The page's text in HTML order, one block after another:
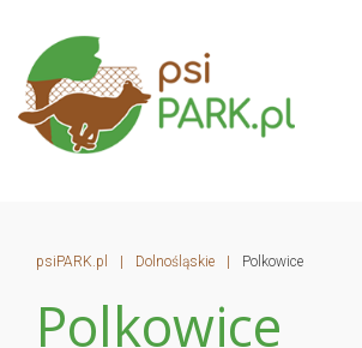
psiPARK.pl | Dolnośląskie | Polkowice
Polkowice